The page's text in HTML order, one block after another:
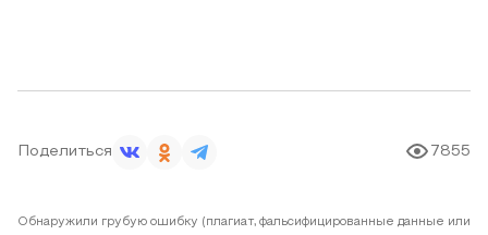
Поделиться 7855
Обнаружили грубую ошибку (плагиат, фальсифицированные данные или